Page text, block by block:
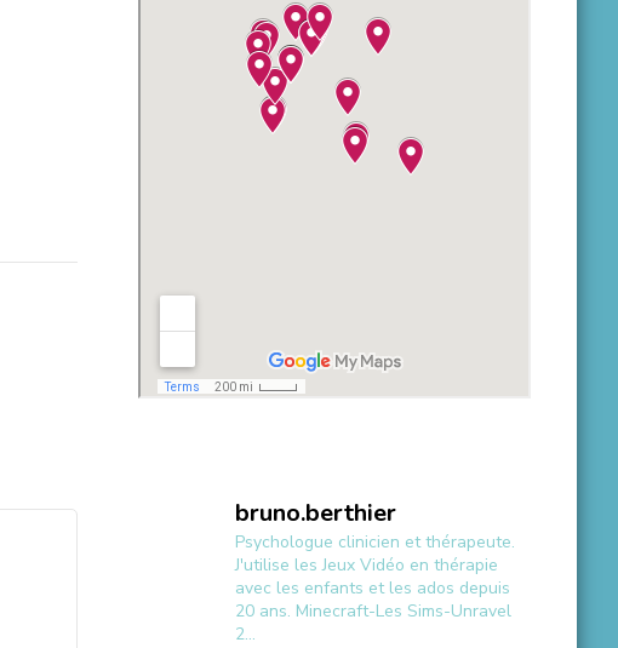
bruno.berthier
Psychologue clinicien et thérapeute.
J'utilise les Jeux Vidéo en thérapie
avec les enfants et les ados depuis
20 ans. Minecraft-Les Sims-Unravel
2...